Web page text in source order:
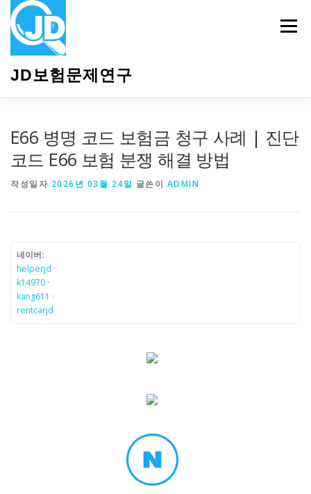
JD보험문제연구
메뉴
E66 병명 코드 보험금 청구 사례 | 진단
코드 E66 보험 분쟁 해결 방법
작성일자 2026년 03월 24일 글쓴이 ADMIN
네이버:
helperjd ·
k14970 ·
kang611 ·
rentcarjd